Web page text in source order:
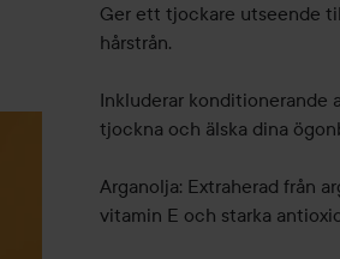
Ger ett tjockare utseende
hårstrån.
Inkluderar konditionerande
tjockna och älska dina
Arganolja: Extraherad från
vitamin E och starka